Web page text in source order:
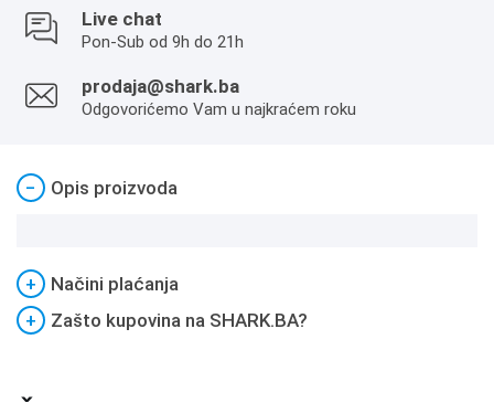
Live chat
Pon-Sub od 9h do 21h
prodaja@shark.ba
Odgovorićemo Vam u najkraćem roku
− Opis proizvoda
+
Načini plaćanja
+
Zašto kupovina na SHARK.BA?